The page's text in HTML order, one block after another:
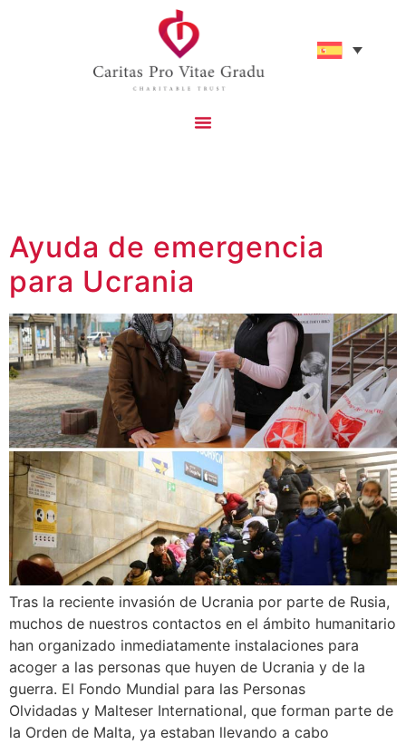
Ayuda de emergencia
para Ucrania
Tras la reciente invasión de Ucrania por parte de Rusia,
muchos de nuestros contactos en el ámbito humanitario
han organizado inmediatamente instalaciones para
acoger a las personas que huyen de Ucrania y de la
guerra. El Fondo Mundial para las Personas
Olvidadas y Malteser International, que forman parte de
la Orden de Malta, ya estaban llevando a cabo